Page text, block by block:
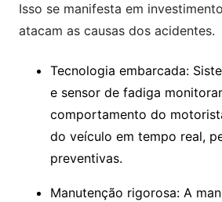
Isso se manifesta em
atacam as causas dos acidentes.
Tecnologia embarcada:
e sensor de fadiga
comportamento do
do veículo em tempo real,
preventivas.
Manutenção rigorosa: A